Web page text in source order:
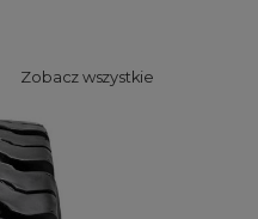
Zobacz wszystkie